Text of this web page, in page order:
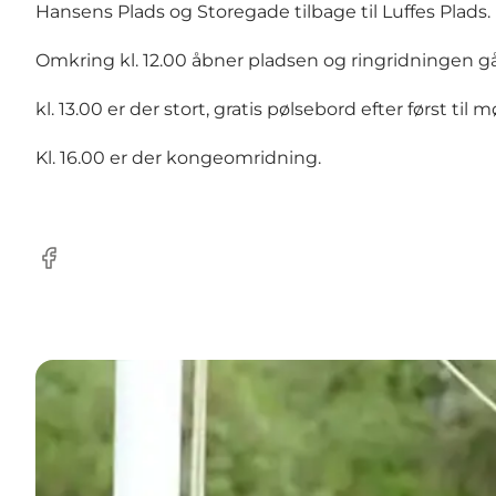
Hansens Plads og Storegade tilbage til Luffes Plads.
Omkring kl. 12.00 åbner pladsen og ringridningen
kl. 13.00 er der stort, gratis pølsebord efter først til
Kl. 16.00 er der kongeomridning.
Facebook